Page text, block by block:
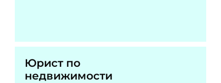
Юрист по
недвижимости